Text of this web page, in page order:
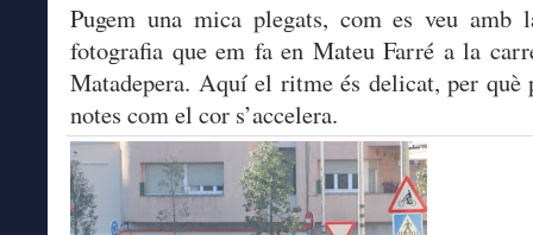
Pugem una mica plegats, com es veu amb
fotografia que em fa en Mateu Farré a la
Matadepera. Aquí el ritme és delicat, per què
notes com el cor s’accelera.